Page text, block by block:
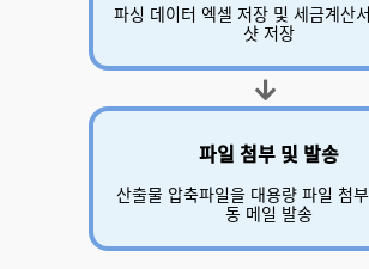
파싱 데이터 엑셀 저장 및 세금계산
샷 저장
파일 첨부 및 발송
산출물 압축파일을 대용량 파일 첨
동 메일 발송